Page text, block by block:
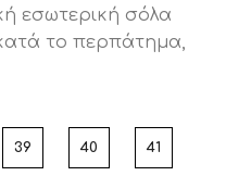
εσωτερική σόλα
το περπάτημα,
39 40 41